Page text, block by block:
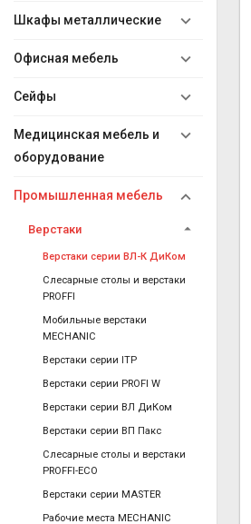
Шкафы металлические
Офисная мебель
Сейфы
Медицинская мебель и
оборудование
Промышленная мебель
Верстаки
Верстаки серии ВЛ-К ДиКом
Слесарные столы и верстаки
PROFFI
Мобильные верстаки
MECHANIC
Верстаки серии ITP
Верстаки серии PROFI W
Верстаки серии ВЛ ДиКом
Верстаки серии ВП Пакс
Слесарные столы и верстаки
PROFFI-ECO
Верстаки серии MASTER
Рабочие места MECHANIC